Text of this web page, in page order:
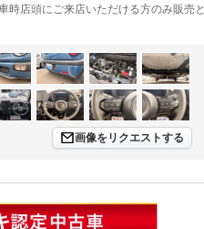
店頭にご来店いただける方のみ販売と
画像をリクエストする